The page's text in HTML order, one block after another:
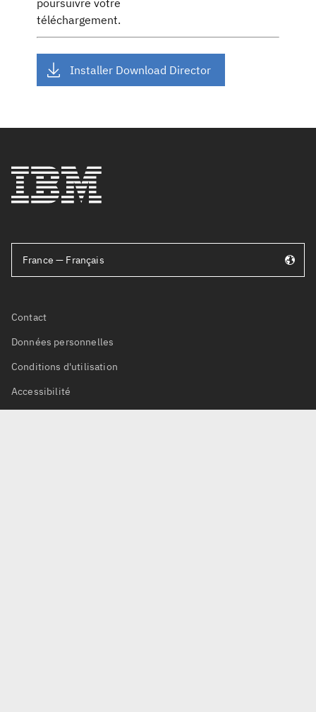
téléchargement.
Installer Download Director
France — Français
Contact
Données personnelles
Conditions d'utilisation
Accessibilité